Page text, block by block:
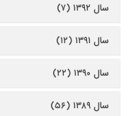
سال ۱۳۹۲ (۷)
سال ۱۳۹۱ (۱۲)
سال ۱۳۹۰ (۲۲)
سال ۱۳۸۹ (۵۶)